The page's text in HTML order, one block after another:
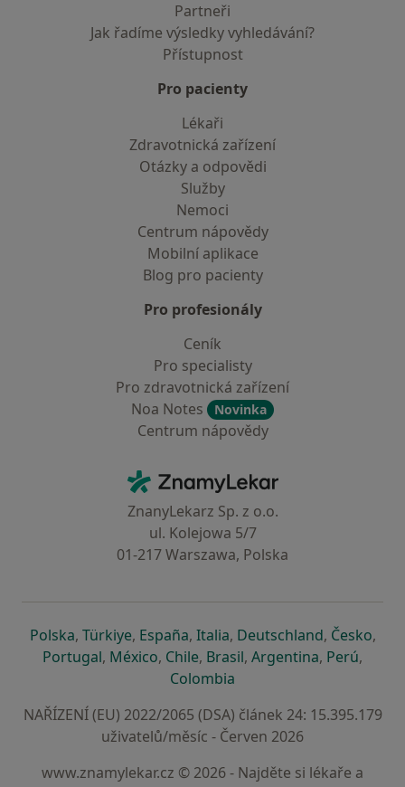
Partneři
Jak řadíme výsledky vyhledávání?
Přístupnost
Pro pacienty
Lékaři
Zdravotnická zařízení
Otázky a odpovědi
Služby
Nemoci
Centrum nápovědy
Mobilní aplikace
Blog pro pacienty
Pro profesionály
Ceník
Pro specialisty
Pro zdravotnická zařízení
Noa Notes
Novinka
Centrum nápovědy
ZnamyLekar - Hlavní stránka
ZnanyLekarz Sp. z o.o.
ul. Kolejowa 5/7
01-217 Warszawa, Polska
Polskase otevře v nové záložce
, Türkiyese otevře v nové záložce
, Españase otevře v nové záložce
, Italiase otevře v nové záložce
, Deutschlandse otevře v
, Českose
,
Portugalse otevře v nové záložce
, Méxicose otevře v nové záložce
, Chilese otevře v nové záložce
, Brasilse otevře v nové
, Argentinase otevře v
, Perúse
,
Colombia
NAŘÍZENÍ (EU) 2022/2065 (DSA) článek 24: 15.395.179
uživatelů/měsíc - Červen 2026
www.znamylekar.cz © 2026 - Najděte si lékaře a